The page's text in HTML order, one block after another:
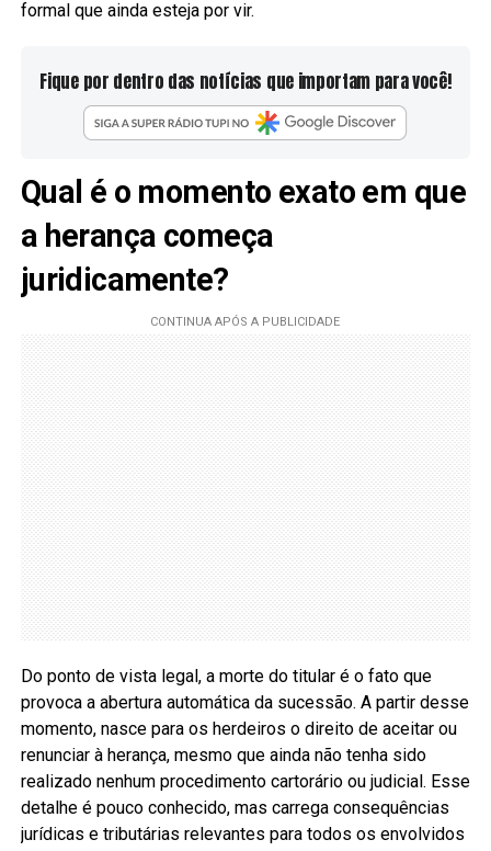
formal que ainda esteja por vir.
Fique por dentro das notícias que importam para você!
Qual é o momento exato em que
a herança começa
juridicamente?
Do ponto de vista legal, a morte do titular é o fato que
provoca a abertura automática da sucessão. A partir desse
momento, nasce para os herdeiros o direito de aceitar ou
renunciar à herança, mesmo que ainda não tenha sido
realizado nenhum procedimento cartorário ou judicial. Esse
detalhe é pouco conhecido, mas carrega consequências
jurídicas e tributárias relevantes para todos os envolvidos